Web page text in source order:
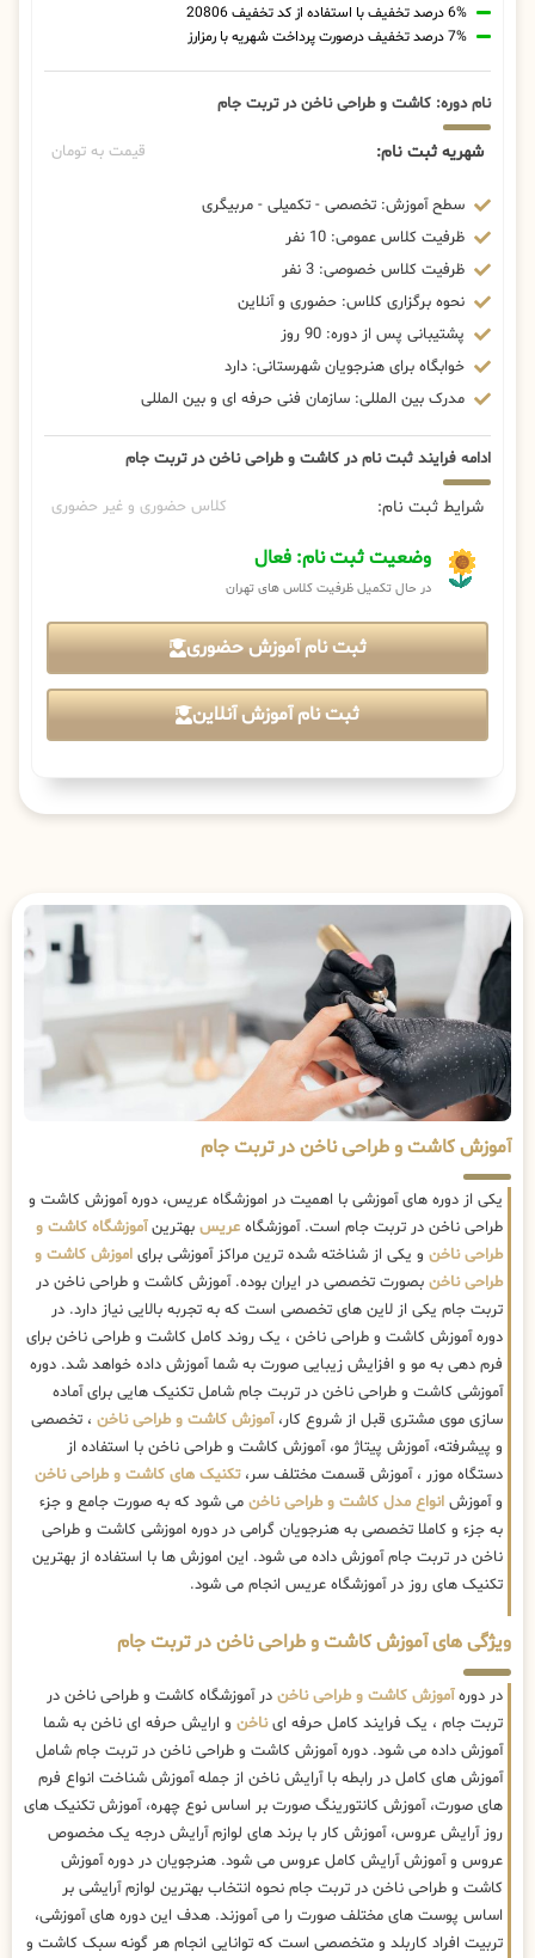
6% درصد تخفیف با استفاده از کد تخفیف 20806
7% درصد تخفیف درصورت پرداخت شهریه با رمزارز
نام دوره: کاشت و طراحی ناخن در تربت جام
شهریه ثبت نام: قیمت به تومان
سطح آموزش: تخصصی - تکمیلی - مربیگری
ظرفیت کلاس عمومی: 10 نفر
ظرفیت کلاس خصوصی: 3 نفر
نحوه برگزاری کلاس: حضوری و آنلاین
پشتیبانی پس از دوره: 90 روز
خوابگاه برای هنرجویان شهرستانی: دارد
مدرک بین المللی: سازمان فنی حرفه ای و بین المللی
ادامه فرایند ثبت نام در کاشت و طراحی ناخن در تربت جام
شرایط ثبت نام: کلاس حضوری و غیر حضوری
وضعیت ثبت نام: فعال
در حال تکمیل ظرفیت کلاس های تهران
ثبت نام آموزش حضوری
ثبت نام آموزش آنلاین
آموزش کاشت و طراحی ناخن در تربت جام
یکی از دوره های آموزشی با اهمیت در اموزشگاه عریس، دوره آموزش کاشت و
طراحی ناخن در تربت جام است. آموزشگاه عریس بهترینآموزشگاه کاشت و
طراحی ناخن و یکی از شناخته شده ترین مراکز آموزشی برای اموزش کاشت و
طراحی ناخن بصورت تخصصی در ایران بوده. آموزش کاشت و طراحی ناخن در
تربت جام یکی از لاین های تخصصی است که به تجربه بالایی نیاز دارد. در
دوره آموزش کاشت و طراحی ناخن ، یک روند کامل کاشت و طراحی ناخن برای
فرم دهی به مو و افزایش زیبایی صورت به شما آموزش داده خواهد شد. دوره
آموزشی کاشت و طراحی ناخن در تربت جام شامل تکنیک هایی برای آماده
سازی موی مشتری قبل از شروع کار،آموزش کاشت و طراحی ناخن ، تخصصی
و پیشرفته، آموزش پیتاژ مو، آموزش کاشت و طراحی ناخن با استفاده از
دستگاه موزر ، آموزش قسمت مختلف سر،تکنیک های کاشت و طراحی ناخن
و آموزش انواع مدل کاشت و طراحی ناخن می شود که به صورت جامع و جزء
به جزء و کاملا تخصصی به هنرجویان گرامی در دوره اموزشی کاشت و طراحی
ناخن در تربت جام آموزش داده می شود. این اموزش ها با استفاده از بهترین
تکنیک های روز در آموزشگاه عریس انجام می شود.
ویژگی های آموزش کاشت و طراحی ناخن در تربت جام
در دورهآموزش کاشت و طراحی ناخن در آموزشگاه کاشت و طراحی ناخن در
تربت جام ، یک فرایند کامل حرفه ایناخن و ارایش حرفه ای ناخن به شما
آموزش داده می شود. دوره آموزش کاشت و طراحی ناخن در تربت جام شامل
آموزش های کامل در رابطه با آرایش ناخن از جمله آموزش شناخت انواع فرم
های صورت، آموزش کانتورینگ صورت بر اساس نوع چهره، آموزش تکنیک های
روز آرایش عروس، آموزش کار با برند های لوازم آرایش درجه یک مخصوص
عروس و آموزش آرایش کامل عروس می شود. هنرجویان در دوره آموزش
کاشت و طراحی ناخن در تربت جام نحوه انتخاب بهترین لوازم آرایشی بر
اساس پوست های مختلف صورت را می آموزند. هدف این دوره های آموزشی،
تربیت افراد کاربلد و متخصصی است که توانایی انجام هر گونه سبک کاشت و